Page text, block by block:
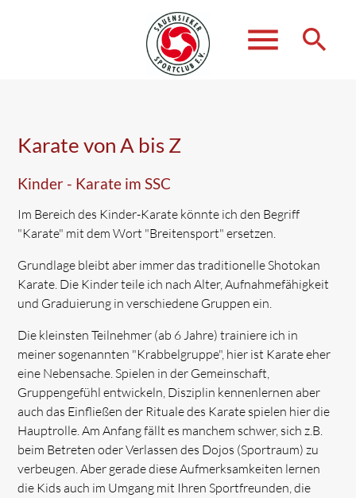
menu search
Karate von A bis Z
Kinder - Karate im SSC
Im Bereich des Kinder-Karate könnte ich den Begriff
"Karate" mit dem Wort "Breitensport" ersetzen.
Grundlage bleibt aber immer das traditionelle Shotokan
Karate. Die Kinder teile ich nach Alter, Aufnahmefähigkeit
und Graduierung in verschiedene Gruppen ein.
Die kleinsten Teilnehmer (ab 6 Jahre) trainiere ich in
meiner sogenannten "Krabbelgruppe", hier ist Karate eher
eine Nebensache. Spielen in der Gemeinschaft,
Gruppengefühl entwickeln, Disziplin kennenlernen aber
auch das Einfließen der Rituale des Karate spielen hier die
Hauptrolle. Am Anfang fällt es manchem schwer, sich z.B.
beim Betreten oder Verlassen des Dojos (Sportraum) zu
verbeugen. Aber gerade diese Aufmerksamkeiten lernen
die Kids auch im Umgang mit Ihren Sportfreunden, die